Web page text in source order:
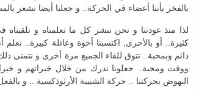
بالفخر بأننا أعضاء في الحركة.. و جعلنا أيضا نشعر
لذا منذ عودتنا و نحن ننشر كل ما تعلمناه و
كثيرة.. أو بالأحرى, اكتسبنا أخوة وعائلة كبيرة..
دائم وبمحبة.. نتوق للقاء الجميع مرة أخرى و نتمنى
ووقت ومحبة.. جعلونا ندرك من خلال خبراتهم و
النهوض بحركتنا .. حركة الشبيبة الأرثوذكسية .. و بالفعل